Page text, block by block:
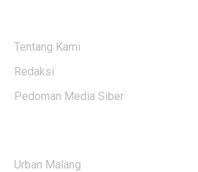
Tentang Kami
Redaksi
Pedoman Media Siber
Urban Malang